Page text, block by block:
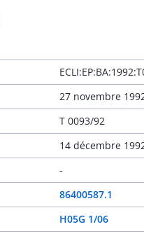
27 novembre
T 0093/92
14 décembre
-
86400587.1
H05G 1/06